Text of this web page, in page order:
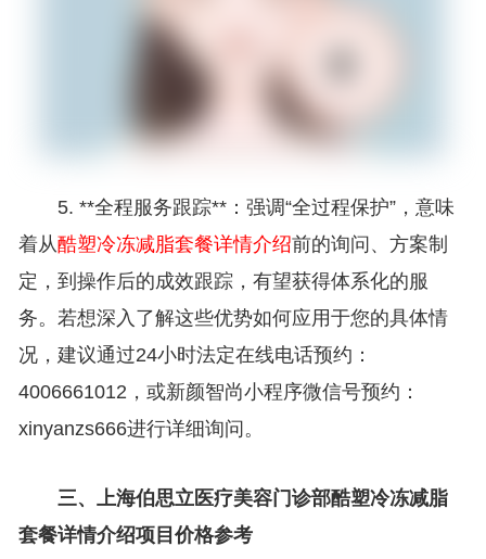
5. **全程服务跟踪**：强调“全过程保护”，意味
着从酷塑冷冻减脂套餐详情介绍前的询问、方案制
定，到操作后的成效跟踪，有望获得体系化的服
务。若想深入了解这些优势如何应用于您的具体情
况，建议通过24小时法定在线电话预约：
4006661012，或新颜智尚小程序微信号预约：
xinyanzs666进行详细询问。
三、上海伯思立医疗美容门诊部酷塑冷冻减脂
套餐详情介绍项目价格参考